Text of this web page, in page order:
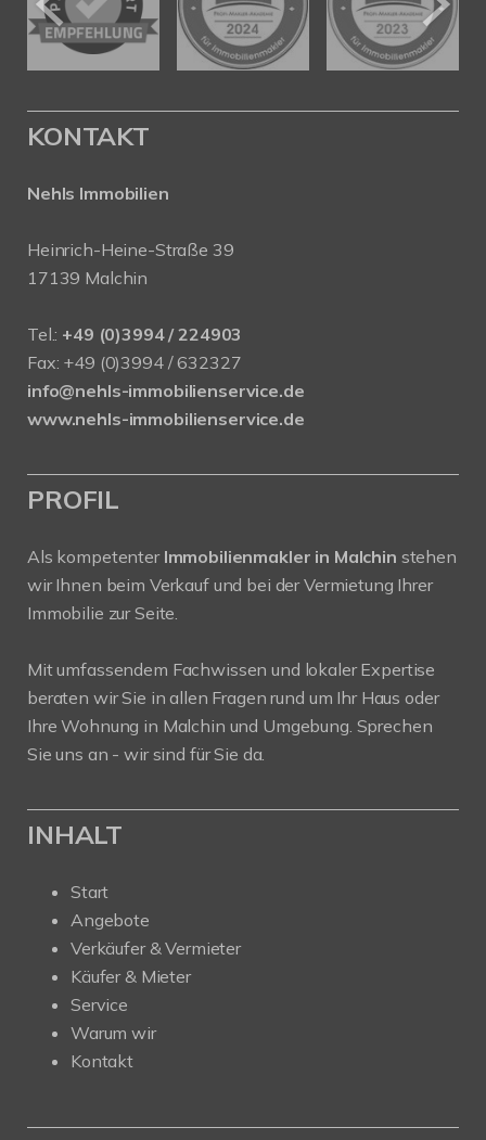
KONTAKT
Nehls Immobilien
Heinrich-Heine-Straße 39
17139 Malchin
Tel.: +49 (0)3994 / 224903
Fax: +49 (0)3994 / 632327
info@nehls-immobilienservice.de
www.nehls-immobilienservice.de
PROFIL
Als kompetenter Immobilienmakler in Malchin stehen
wir Ihnen beim Verkauf und bei der Vermietung Ihrer
Immobilie zur Seite.
Mit umfassendem Fachwissen und lokaler Expertise
beraten wir Sie in allen Fragen rund um Ihr Haus oder
Ihre Wohnung in Malchin und Umgebung. Sprechen
Sie uns an - wir sind für Sie da.
INHALT
Start
Angebote
Verkäufer & Vermieter
Käufer & Mieter
Service
Warum wir
Kontakt